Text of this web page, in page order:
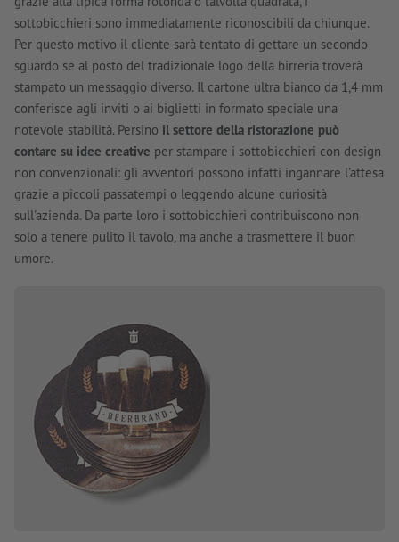
sottobicchieri sono immediatamente riconoscibili da chiunque.
Per questo motivo il cliente sarà tentato di gettare un secondo
sguardo se al posto del tradizionale logo della birreria troverà
stampato un messaggio diverso. Il cartone ultra bianco da 1,4 mm
conferisce agli inviti o ai biglietti in formato speciale una
notevole stabilità. Persino il settore della ristorazione può
contare su idee creative per stampare i sottobicchieri con design
non convenzionali: gli avventori possono infatti ingannare l'attesa
grazie a piccoli passatempi o leggendo alcune curiosità
sull'azienda. Da parte loro i sottobicchieri contribuiscono non
solo a tenere pulito il tavolo, ma anche a trasmettere il buon
umore.